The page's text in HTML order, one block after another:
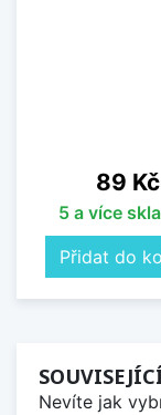
Cena
89 Kč
5 a více
Přidat do
Nevíte jak